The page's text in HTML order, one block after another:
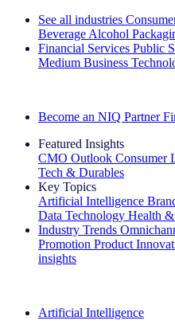
See all industries
Beverage Alcohol
Financial Services Public
Medium Business
Become an NIQ Partner
Featured Insights
CMO Outlook Consumer
Tech & Durables
Key Topics
Artificial Intelligence
Data Technology Health
Industry Trends
Promotion Product
insights
Artificial Intelligence